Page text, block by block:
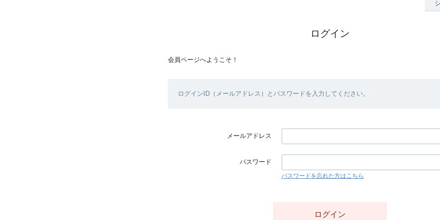
ログイン
会員ページへようこそ！
ログインID（メールアドレス）とパスワードを入力してください。
メールアドレス
パスワード
パスワードを忘れた方はこちら